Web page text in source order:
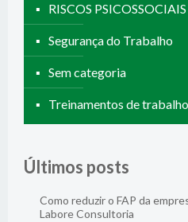
RISCOS PSICOSSOCIAIS
Segurança do Trabalho
Sem categoria
Treinamentos de trabalho
Últimos posts
Como reduzir o FAP da
Labore Consultoria